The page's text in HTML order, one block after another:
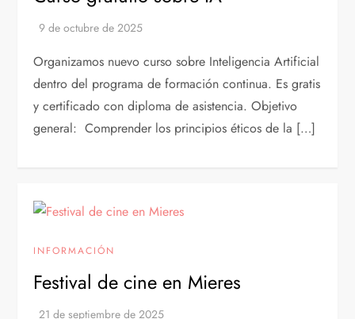
Organizamos nuevo curso sobre Inteligencia Artificial
dentro del programa de formación continua. Es gratis
y certificado con diploma de asistencia. Objetivo
general: Comprender los principios éticos de la […]
INFORMACIÓN
Festival de cine en Mieres